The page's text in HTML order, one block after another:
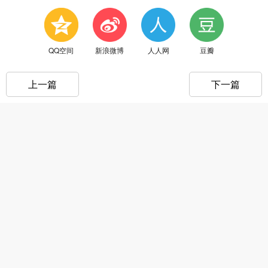
QQ空间 新浪微博 人人网 豆瓣
上一篇 下一篇